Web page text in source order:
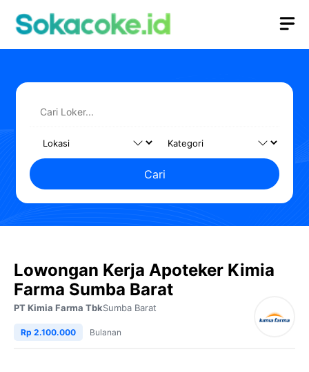
Cari
Lowongan Kerja Apoteker Kimia
Farma Sumba Barat
PT Kimia Farma TbkSumba Barat
Rp 2.100.000 Bulanan